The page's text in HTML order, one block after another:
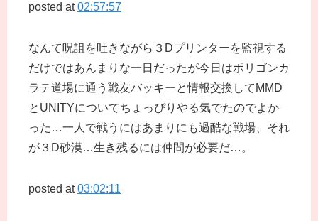
posted at02:57:57
なんて呪詛を吐きながら３Dプリンターを監視する
だけではあんまりな一日だったが今日はポリゴンカ
ラテ道場に通う戦友バッキーと情報交換してMMD
とUNITYについてちょっぴりやる気でたのでよか
った…一人で戦うにはあまりにも過酷な戦場、それ
が３D砂漠…生き残るには仲間が必要だ…。
posted at03:02:11